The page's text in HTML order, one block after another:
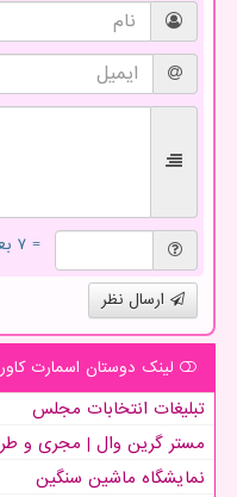
= ۷ بعلاوه ۳
ارسال نظر
لینک دوستان اسمارت كاور
تبلیغات انتخابات مجلس
مستر گرین وال | مجری و
نمایشگاه ماشین سنگین